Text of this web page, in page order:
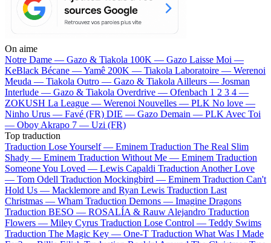
On aime
Notre Dame — Gazo & Tiakola 100K — Gazo Laisse Moi —
KeBlack Bécane —Yamê 200K — Tiakola Laboratoire — Werenoi
Meuda — Tiakola Outro — Gazo & Tiakola Ailleurs — Josman
Interlude — Gazo & Tiakola Overdrive — Ofenbach 1 2 3 4 —
ZOKUSH La League — Werenoi Nouvelles — PLK No love —
Ninho Urus — Favé (FR) DIE — Gazo Demain — PLK Avec Toi
— Oboy Akrapo 7 — Uzi (FR)
Top traduction
Traduction Lose Yourself — Eminem Traduction The Real Slim
Shady — Eminem Traduction Without Me — Eminem Traduction
Someone You Loved — Lewis Capaldi Traduction Another Love
— Tom Odell Traduction Mockingbird — Eminem Traduction Can't
Hold Us — Macklemore and Ryan Lewis Traduction Last
Christmas — Wham Traduction Demons — Imagine Dragons
Traduction BESO — ROSALÍA & Rauw Alejandro Traduction
Flowers — Miley Cyrus Traduction Lose Control — Teddy Swims
Traduction The Magic Key — One-T Traduction What Was I Made